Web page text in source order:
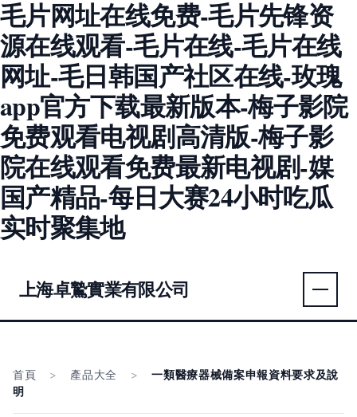
毛片网址在线免费-毛片先锋资
源在线观看-毛片在线-毛片在线
网址-毛日韩国产社区在线-玫瑰
app官方下载最新版本-梅子影院
免费观看电视剧高清版-梅子影
院在线观看免费最新电视剧-媒
国产精品-每日大赛24小时吃瓜
实时聚集地
上海卓鷙實業有限公司
首頁 > 產品大全 >
一類醫療器械備案申報資料要求及說
明